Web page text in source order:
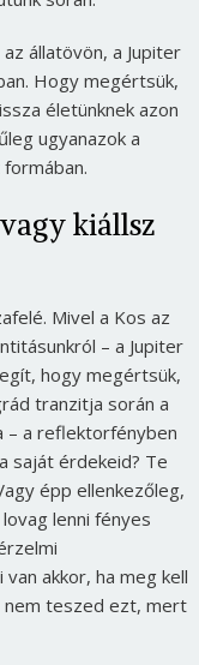
állatövön, a Jupiter
Hogy megértsük,
életünknek azon
ugyanazok a
kiállsz
Mivel a Kos az
– a Jupiter
hogy megértsük,
tranzitja során a
– a reflektorfényben
saját érdekeid? Te
épp ellenkezőleg,
lenni fényes
akkor, ha meg kell
nem teszed ezt, mert